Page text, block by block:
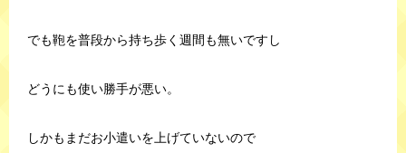
でも鞄を普段から持ち歩く週間も無いですし
どうにも使い勝手が悪い。
しかもまだお小遣いを上げていないので